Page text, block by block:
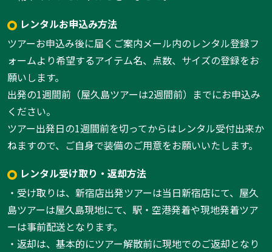
レンタルお申込み方法
ツアーお申込み後に届くご案内メール内のレンタル登録フ
ォームより希望するアイテム名、点数、サイズの登録をお
願いします。
出発の1週間前（屋久島ツアーは2週間前）までにお申込み
ください。
ツアー出発日の1週間前を切ってからはレンタル受付出来か
ねますので、ご自身で装備のご用意をお願いいたします。
レンタル受け取り・返却方法
・受け取りは、新宿店出発ツアーは当日新宿店にて、屋久
島ツアーは屋久島現地にて、駅・空港発着や現地発着ツア
ーは事前配送となります。
・返却は、基本的にツアー解散前に現地でのご返却となり